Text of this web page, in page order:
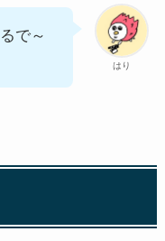
はり
で～